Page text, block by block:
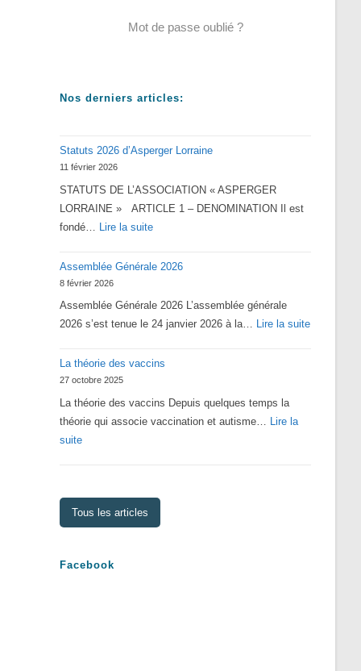
Mot de passe oublié ?
Nos derniers articles:
Statuts 2026 d’Asperger Lorraine
11 février 2026
STATUTS DE L’ASSOCIATION « ASPERGER
LORRAINE » ARTICLE 1 – DENOMINATION Il est
fondé… Lire la suite:
2026
Lorraine
Assemblée Générale 2026
8 février 2026
Assemblée Générale 2026 L’assemblée générale
2026 s’est tenue le 24 janvier 2026 à la… Lire la suite:
La théorie des vaccins
27 octobre 2025
La théorie des vaccins Depuis quelques temps la
théorie qui associe vaccination et autisme… Lire la
suite:
des
vaccins
Tous les articles
Facebook